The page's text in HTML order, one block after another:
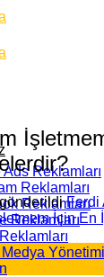
Reklamları
Reklamları
Reklamları
Reklamları
Yönetimi
gönderildi Ferdi